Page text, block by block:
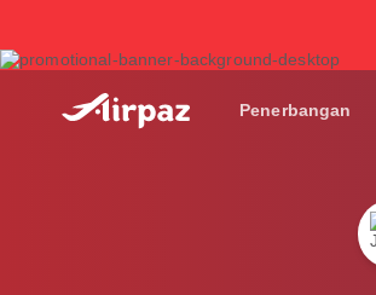
Penerbangan